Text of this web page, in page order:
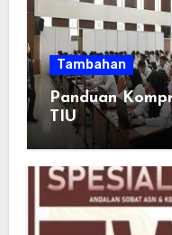
Tambahan
Panduan
TIU